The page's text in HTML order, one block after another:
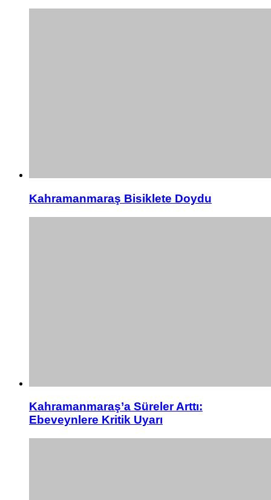
Kahramanmaraş Bisiklete Doydu
Kahramanmaraş’a Süreler Arttı:
Ebeveynlere Kritik Uyarı